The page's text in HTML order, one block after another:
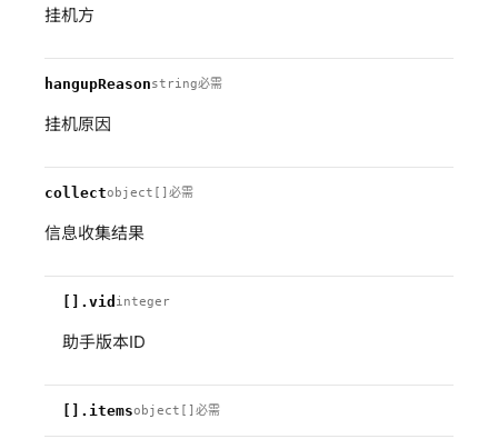
挂机方
hangupReasonstring必需
挂机原因
collectobject[] 必需
信息收集结果
[].vid integer
助手版本ID
[].itemsobject[] 必需